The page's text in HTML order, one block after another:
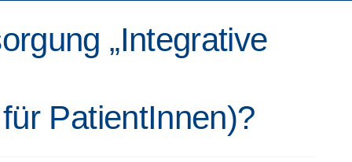
„Integrative
PatientInnen)?